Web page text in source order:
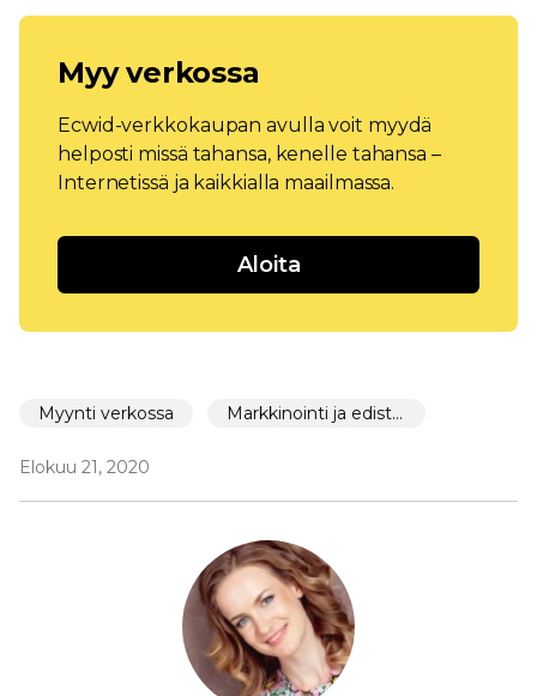
Myy verkossa
Ecwid-verkkokaupan avulla voit myydä
helposti missä tahansa, kenelle tahansa –
Internetissä ja kaikkialla maailmassa.
Aloita
Myynti verkossa Markkinointi ja edistäminen
Elokuu 21, 2020